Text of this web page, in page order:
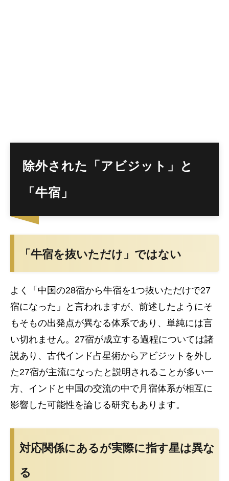
除外された「アビジット」と
「牛宿」
「牛宿を抜いただけ」ではない
よく「中国の28宿から牛宿を1つ抜いただけで27
宿になった」と言われますが、前述したようにそ
もそもの出発点が異なる体系であり、単純には言
い切れません。27宿が成立する過程については諸
説あり、古代インド占星術からアビジットを外し
た27宿が主流になったと説明されることが多い一
方、インドと中国の交流の中で月宿体系が相互に
影響した可能性を論じる研究もあります。
対応関係にあるが実際に指す星は異な
る